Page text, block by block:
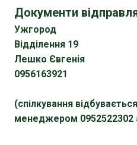
Документи
Ужгород
Відділення 19
Лешко Євгенія
0956163921
(спілкування
менеджером 0952522302